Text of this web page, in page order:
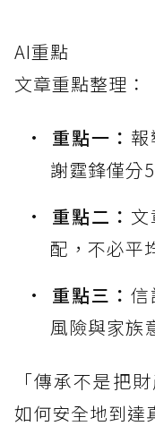
AI重點
文章重點整理：
重點一：
謝霆鋒僅分
重點二：
配，不必平
重點三：信
風險與家族
「傳承不是把
如何安全地到達